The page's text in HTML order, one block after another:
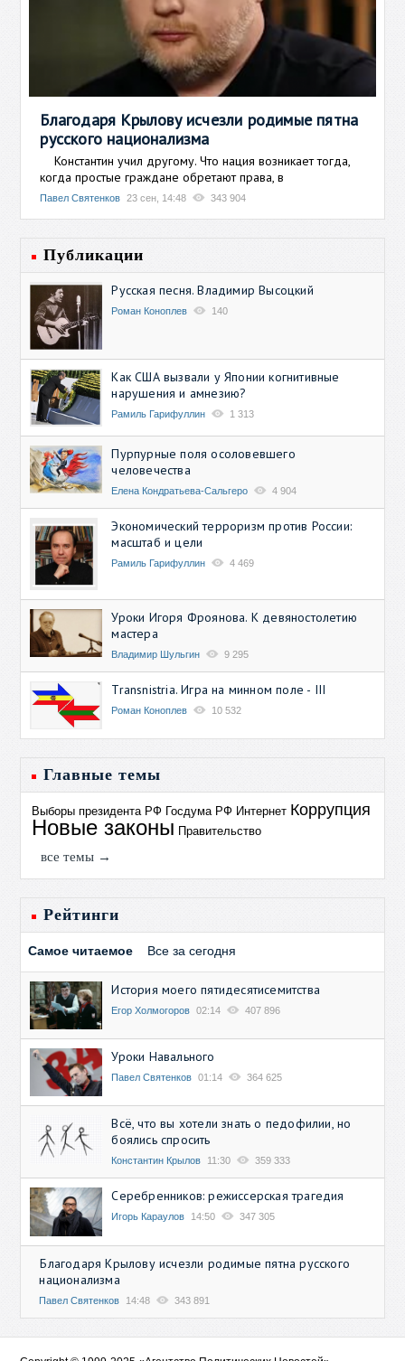
Благодаря Крылову исчезли родимые пятна
русского национализма
Константин учил другому. Что нация возникает тогда,
когда простые граждане обретают права, в
Павел Святенков 23 сен, 14:48 343 904
Публикации
Русская песня. Владимир Высоцкий
Роман Коноплев 140
Как США вызвали у Японии когнитивные
нарушения и амнезию?
Рамиль Гарифуллин 1 313
Пурпурные поля осоловевшего
человечества
Елена Кондратьева-Сальгеро 4 904
Экономический терроризм против России:
масштаб и цели
Рамиль Гарифуллин 4 469
Уроки Игоря Фроянова. К девяностолетию
мастера
Владимир Шульгин 9 295
Transnistria. Игра на минном поле - III
Роман Коноплев 10 532
Главные темы
Выборы президента РФ Госдума РФ Интернет Коррупция
Новые законы Правительство
все темы →
Рейтинги
Самое читаемое Все за сегодня
История моего пятидесятисемитства
Егор Холмогоров 02:14 407 896
Уроки Навального
Павел Святенков 01:14 364 625
Всё, что вы хотели знать о педофилии, но
боялись спросить
Константин Крылов 11:30 359 333
Серебренников: режиссерская трагедия
Игорь Караулов 14:50 347 305
Благодаря Крылову исчезли родимые пятна русского
национализма
Павел Святенков 14:48 343 891